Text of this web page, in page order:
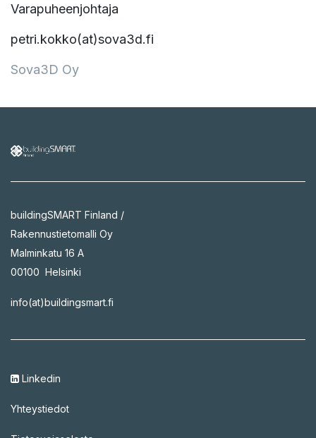
Varapuheenjohtaja
petri.kokko(at)sova3d.fi
Sova3D Oy
buildingSMART Finland /
Rakennustietomalli Oy
Malminkatu 16 A
00100 Helsinki
info(at)buildingsmart.fi
Linkedin
Yhteystiedot